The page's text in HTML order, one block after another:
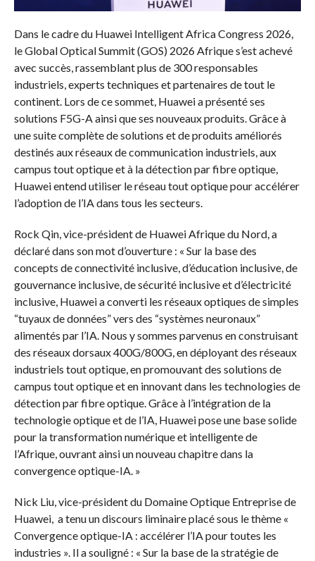
Dans le cadre du Huawei Intelligent Africa Congress 2026,
le Global Optical Summit (GOS) 2026 Afrique s’est achevé
avec succès, rassemblant plus de 300 responsables
industriels, experts techniques et partenaires de tout le
continent. Lors de ce sommet, Huawei a présenté ses
solutions F5G-A ainsi que ses nouveaux produits. Grâce à
une suite complète de solutions et de produits améliorés
destinés aux réseaux de communication industriels, aux
campus tout optique et à la détection par fibre optique,
Huawei entend utiliser le réseau tout optique pour accélérer
l’adoption de l’IA dans tous les secteurs.
Rock Qin, vice-président de Huawei Afrique du Nord, a
déclaré dans son mot d’ouverture : « Sur la base des
concepts de connectivité inclusive, d’éducation inclusive, de
gouvernance inclusive, de sécurité inclusive et d’électricité
inclusive, Huawei a converti les réseaux optiques de simples
“tuyaux de données” vers des “systèmes neuronaux”
alimentés par l’IA. Nous y sommes parvenus en construisant
des réseaux dorsaux 400G/800G, en déployant des réseaux
industriels tout optique, en promouvant des solutions de
campus tout optique et en innovant dans les technologies de
détection par fibre optique. Grâce à l’intégration de la
technologie optique et de l’IA, Huawei pose une base solide
pour la transformation numérique et intelligente de
l’Afrique, ouvrant ainsi un nouveau chapitre dans la
convergence optique-IA. »
Nick Liu, vice-président du Domaine Optique Entreprise de
Huawei, a tenu un discours liminaire placé sous le thème «
Convergence optique-IA : accélérer l’IA pour toutes les
industries ». Il a souligné : « Sur la base de la stratégie de